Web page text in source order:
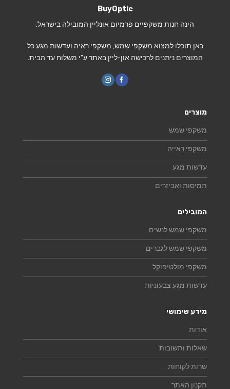
BuyOptic
הינה חנות משקפיים פרמיום אונליין המובילה בישראל.
כאן תוכלו למצוא משקפי שמש, משקפי ראיה ועדשות מגע כל
המוצרים ניתנים לרכישה און-ליין באתר ע”י משלוח עד הבית.
מוצרים
משקפי שמש
משקפי ראייה
עדשות מגע
תמיסות ואביזרים
המובילים
משקפי שמש לנשים
משקפי שמש לגברים
משקפי מולטיפוקל
עדשות מגע צבעוניות
מידע שימושי
אודות
שאלות ותשובות
שרות לקוחות
תקנון האתר